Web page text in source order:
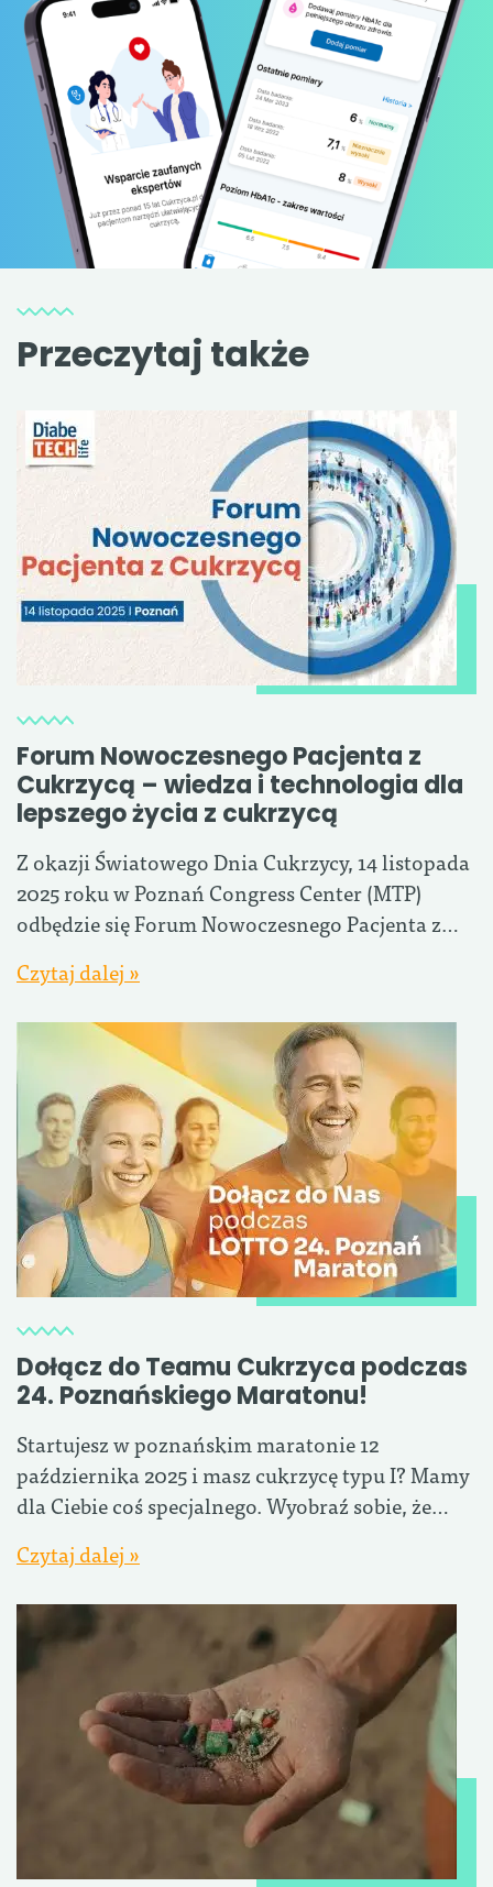
Przeczytaj także
Forum Nowoczesnego Pacjenta z
Cukrzycą – wiedza i technologia dla
lepszego życia z cukrzycą
Z okazji Światowego Dnia Cukrzycy, 14 listopada
2025 roku w Poznań Congress Center (MTP)
odbędzie się Forum Nowoczesnego Pacjenta z…
Czytaj dalej »
Dołącz do Teamu Cukrzyca podczas
24. Poznańskiego Maratonu!
Startujesz w poznańskim maratonie 12
października 2025 i masz cukrzycę typu I? Mamy
dla Ciebie coś specjalnego. Wyobraź sobie, że…
Czytaj dalej »